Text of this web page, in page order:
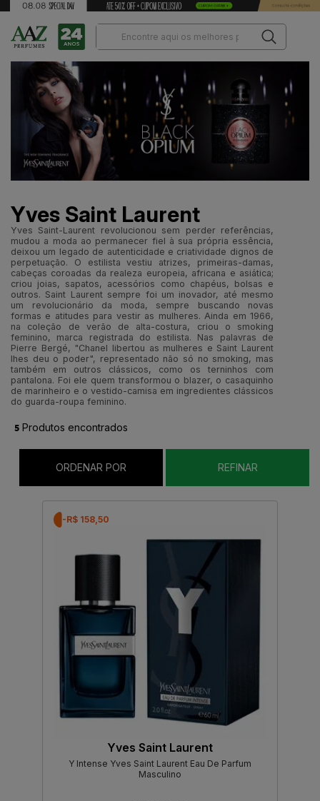
Yves Saint Laurent
Yves Saint-Laurent revolucionou sem perder referências,
mudou a moda ao permanecer fiel à sua própria essência,
deixou um legado de autenticidade e criatividade dignos de
perpetuação. O estilista vestiu atrizes, primeiras-damas,
cabeças coroadas da realeza europeia, africana e asiática;
criou joias, sapatos, acessórios como chapéus, bolsas e
outros. Saint Laurent sempre foi um inovador, até mesmo
um revolucionário da moda, sempre buscando novas
formas e atitudes para vestir as mulheres. Ainda em 1966,
na coleção de verão de alta-costura, criou o smoking
feminino, marca registrada do estilista. Nas palavras de
Pierre Bergé, "Chanel libertou as mulheres e Saint Laurent
lhes deu o poder", representado não só no smoking, mas
também em outros clássicos, como os terninhos com
pantalona. Foi ele quem transformou o blazer, o casaquinho
de marinheiro e o vestido-camisa em ingredientes clássicos
do guarda-roupa feminino.
5 Produtos encontrados
ORDENAR POR REFINAR
-R$ 158,50
Yves Saint Laurent
Y Intense Yves Saint Laurent Eau De Parfum
Masculino